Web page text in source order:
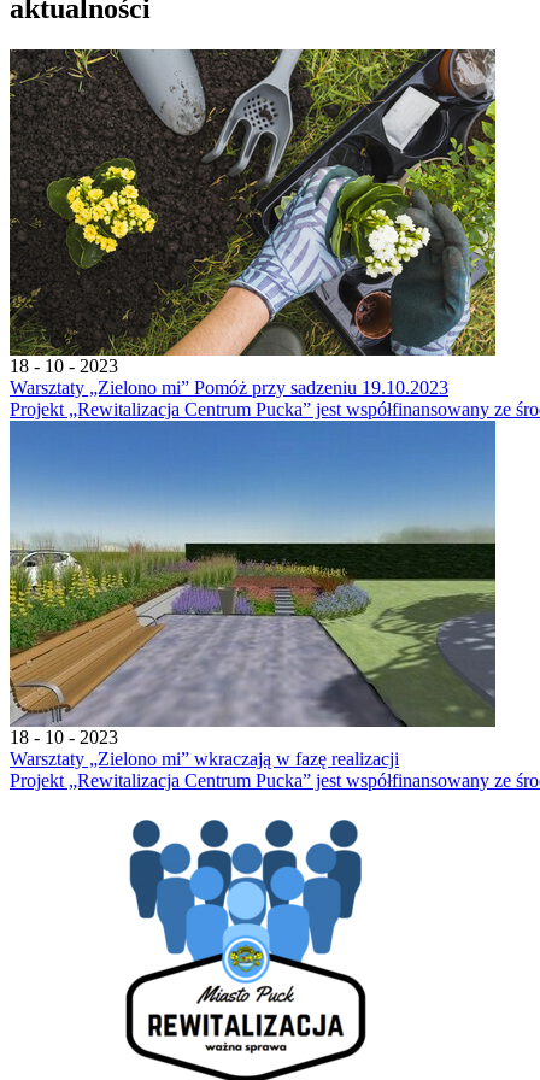
aktualności
18 - 10 - 2023
Warsztaty „Zielono mi” Pomóż przy sadzeniu 19.10.2023
Projekt „Rewitalizacja Centrum Pucka” jest współfinansowany ze
18 - 10 - 2023
Warsztaty „Zielono mi” wkraczają w fazę realizacji
Projekt „Rewitalizacja Centrum Pucka” jest współfinansowany ze